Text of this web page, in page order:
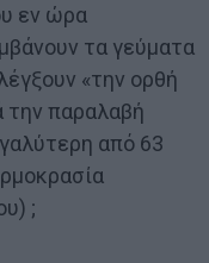
εν ώρα
τα γεύματα
«την ορθή
παραλαβή
από 63
;